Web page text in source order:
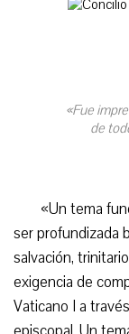
«Fue
de
«Un tema
ser profundizada
salvación,
exigencia de
Vaticano I a